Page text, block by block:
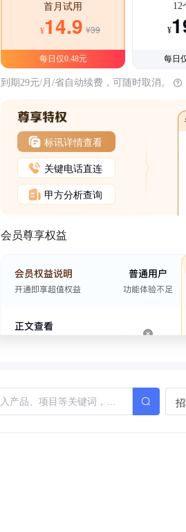
首月试用
¥14.9 ¥39
每日仅0.48元
12
¥
每日
到期29元/月/省自动续费，可随时取消。
标讯详情查看
关键电话直连
甲方分析查询
会员尊享权益